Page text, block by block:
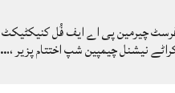
چیرمین پی اے ایف فُل کنیکٹیکٹ
نیشنل چیمپین شپ اختتام پزیر ،…